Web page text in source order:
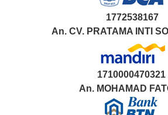
1772538167
An. CV. PRATAMA INTI
1710000470321
An. MOHAMAD